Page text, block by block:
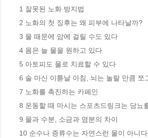
1 잘못된 노화 방지법
2 노화의 첫 징후는 왜 피부에 나타날까?
3 물 때문에 암에 걸릴 수도 있다
4 몸은 늘 물을 원하고 있다
5 아토피도 물로 치료할 수 있다
6 술 마신 이튿날 아침, 뇌는 놀랄 만큼 쪼
7 노화를 촉진하는 카페인
8 운동할 때 마시는 스포츠드링크는 당뇨
9 물과 수분, 소금과 염분의 차이
10 순수나 증류수는 자연스런 물이 아니다